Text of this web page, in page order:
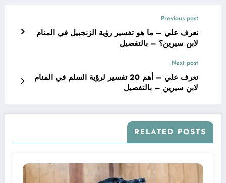
Previous post
تعرف علي – ما هو تفسير رؤية الزنجبيل في المنام
لابن سيرين؟ – بالتفصيل
Next post
تعرف علي – أهم 20 تفسير لرؤية السلم في المنام
لابن سيرين – بالتفصيل
RELATED POSTS